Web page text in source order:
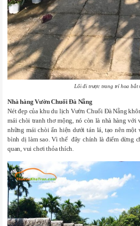
Lối đi trược trang trí hoa bắt
Nhà hàng Vườn Chuối Đà Nẵng
Nét đẹp của khu du lịch Vườn Chuối Đà Nẵng
mái chòi tranh thơ mộng, nó còn là nhà hàng với
những mái chòi ẩn hiện dưới tán lá, tạo nên một
bình dị làm sao. Vì thế đây chính là điểm dừng
quan, vui chơi thỏa thích.